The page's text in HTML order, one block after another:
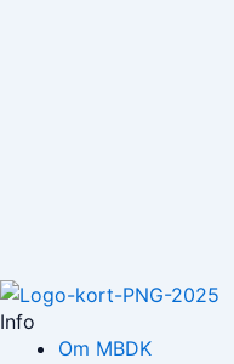
Info
Om MBDK